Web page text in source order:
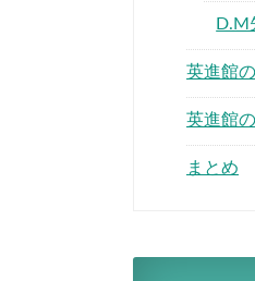
D.M
英進館
英進館
まとめ